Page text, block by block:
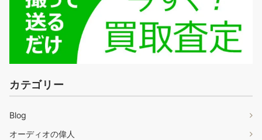
カテゴリー
Blog
オーディオの偉人